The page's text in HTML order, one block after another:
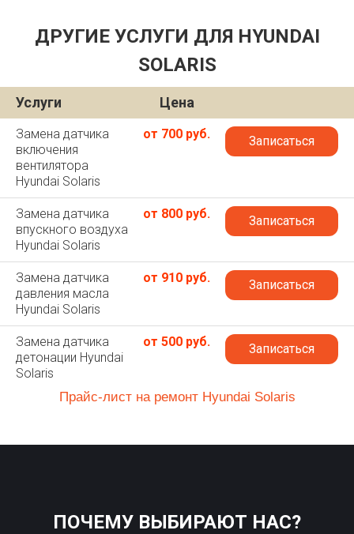
ДРУГИЕ УСЛУГИ ДЛЯ HYUNDAI
SOLARIS
Услуги Цена
Замена датчика
включения
вентилятора
Hyundai Solaris
от 700 руб. Записаться
Замена датчика
впускного воздуха
Hyundai Solaris
от 800 руб. Записаться
Замена датчика
давления масла
Hyundai Solaris
от 910 руб. Записаться
Замена датчика
детонации Hyundai
Solaris
от 500 руб. Записаться
Прайс-лист на ремонт Hyundai Solaris
ПОЧЕМУ ВЫБИРАЮТ НАС?